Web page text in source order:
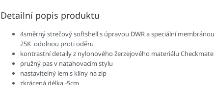
Detailní popis produktu
4směrný strečový softshell s úpravou DWR a speciální
25K odolnou proti oděru
kontrastní detaily z nylonového žerzejového materiálu Checkmate
pružný pas v natahovacím stylu
nastavitelný lem s klíny na zip
zkrácená délka -5cm